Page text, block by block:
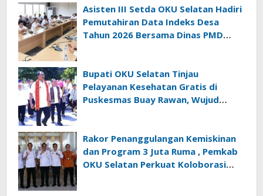
Asisten III Setda OKU Selatan Hadiri
Pemutahiran Data Indeks Desa
Tahun 2026 Bersama Dinas PMD
Bupati OKU Selatan Tinjau
Pelayanan Kesehatan Gratis di
Puskesmas Buay Rawan, Wujud
Rakor Penanggulangan Kemiskinan
dan Program 3 Juta Ruma , Pemkab
OKU Selatan Perkuat Koloborasi